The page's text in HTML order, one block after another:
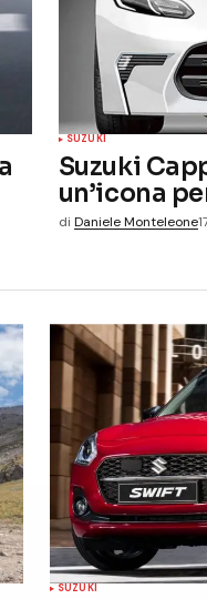
SUZUKI
Suzuki
un’icona
di Daniele Monteleone
SUZUKI